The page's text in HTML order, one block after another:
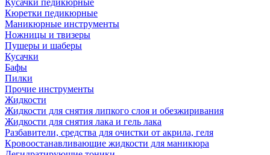
Кусачки педикюрные
Кюретки педикюрные
Маникюрные инструменты
Ножницы и твизеры
Пушеры и шаберы
Кусачки
Бафы
Пилки
Прочие инструменты
Жидкости
Жидкости для снятия липкого слоя и обезжиривания
Жидкости для снятия лака и гель лака
Разбавители, средства для очистки от акрила, геля
Кровоостанавливающие жидкости для маникюра